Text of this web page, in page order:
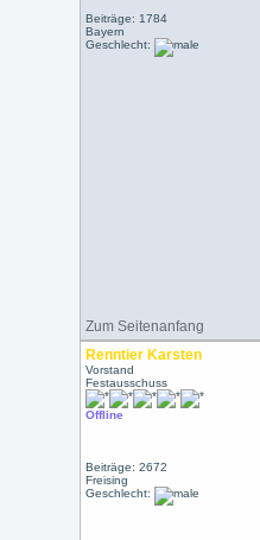
Beiträge: 1784
Bayern
Geschlecht:
Zum Seitenanfang
Renntier Karsten
Vorstand
Festausschuss
Offline
Beiträge: 2672
Freising
Geschlecht: